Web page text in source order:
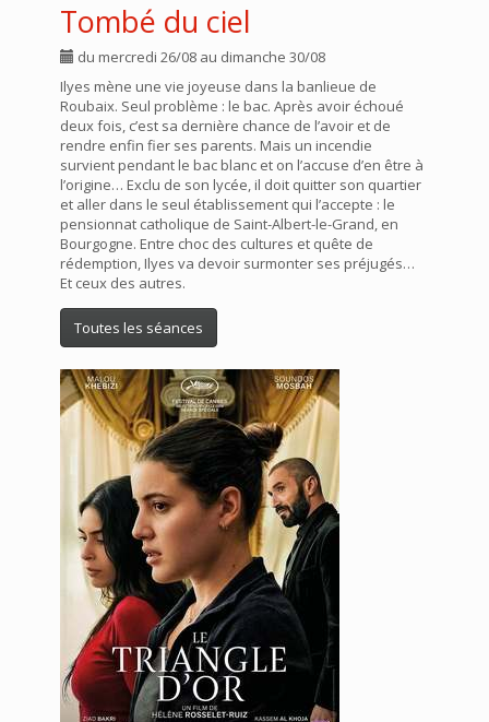
Tombé du ciel
du mercredi 26/08 au dimanche 30/08
Ilyes mène une vie joyeuse dans la banlieue de
Roubaix. Seul problème : le bac. Après avoir échoué
deux fois, c’est sa dernière chance de l’avoir et de
rendre enfin fier ses parents. Mais un incendie
survient pendant le bac blanc et on l’accuse d’en être à
l’origine… Exclu de son lycée, il doit quitter son quartier
et aller dans le seul établissement qui l’accepte : le
pensionnat catholique de Saint-Albert-le-Grand, en
Bourgogne. Entre choc des cultures et quête de
rédemption, Ilyes va devoir surmonter ses préjugés…
Et ceux des autres.
Toutes les séances